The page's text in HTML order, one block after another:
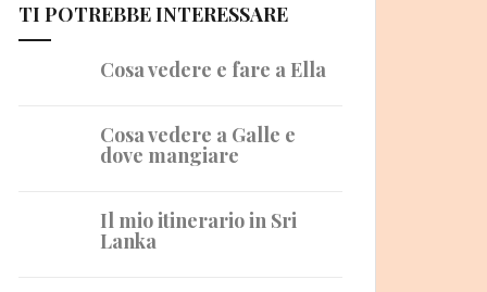
TI POTREBBE INTERESSARE
Cosa vedere e fare a Ella
Cosa vedere a Galle e
dove mangiare
Il mio itinerario in Sri
Lanka